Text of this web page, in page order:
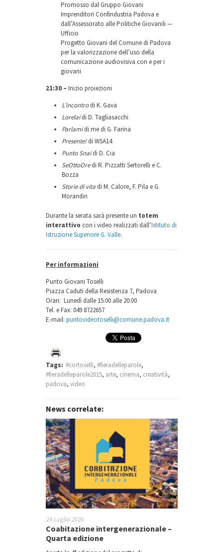
Promosso dal Gruppo Giovani
Imprenditori Confindustria Padova e
dall’Assessorato alle Politiche Giovanili —
Ufficio
Progetto Giovani del Comune di Padova
per la valorizzazione dell’uso della
comunicazione audiovisiva con e per i
giovani
21:30 – Inizio proiezioni
L’incontrodi K. Gava
Lorelaidi D. Tagliasacchi
Parlamidi me di G. Farina
Presente!di WSA14
Punto Snaidi D. Cia
SeOttoOredi R. Pizzatti Sertorelli e C.
Bozza
Storie di vita di M. Calore, F. Pila e G.
Morandin
Durante la serata sarà presente un totem
interattivo con i video realizzati dall’Istituto di
Istruzione Superiore G. Valle.
Per informazioni
Punto Giovani Toselli
Piazza Caduti della Resistenza 7, Padova
Orari: Lunedì dalle 15:00 alle 20:00
Tel. e Fax: 049 8722657
E-mail: puntovideotoselli@comune.padova.it
Tags: #cortoselli, #fieradelleparole,
#fieradelleparole2015, arte, cinema, creatività,
padova, video
News correlate:
24 Luglio 2026
Coabitazione intergenerazionale –
Quarta edizione